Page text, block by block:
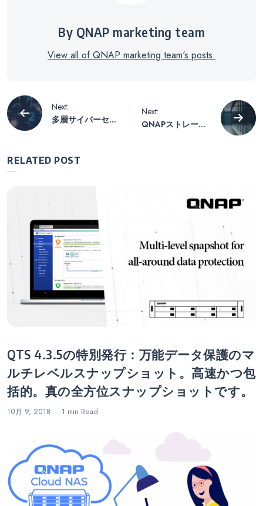
By QNAP marketing team
View all of QNAP marketing team's posts.
投
稿
ナ
ー
シ
ン
Next:
多層サイバーセキ
Next:
QNAPストレージ
RELATED POST
QTS 4.3.5の特別発行：万能データ保護のマ
ルチレベルスナップショット。高速かつ包
括的。真の全方位スナップショットです。
10月 9, 2018 1 min Read